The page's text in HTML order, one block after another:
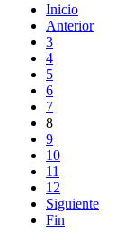
Inicio
Anterior
3
4
5
6
7
8
9
10
11
12
Siguiente
Fin